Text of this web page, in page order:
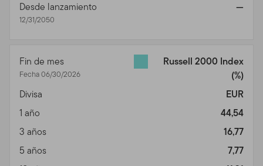
Desde lanzamiento
12/31/2050
—
Fin de mes
Fecha 06/30/2026
Russell 2000 Index
(%)
Divisa
EUR
1 año
44,54
3 años
16,77
5 años
7,77